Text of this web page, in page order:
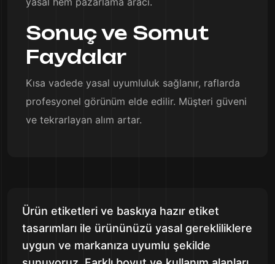
Sonuç ve Somut
Faydalar
Kısa vadede yasal uyumluluk sağlanır, raflarda
profesyonel görünüm elde edilir. Müşteri güveni
ve tekrarlayan alım artar.
Ürün etiketleri ve baskıya hazır etiket
tasarımları ile ürününüzü yasal gerekliliklere
uygun ve markanıza uyumlu şekilde